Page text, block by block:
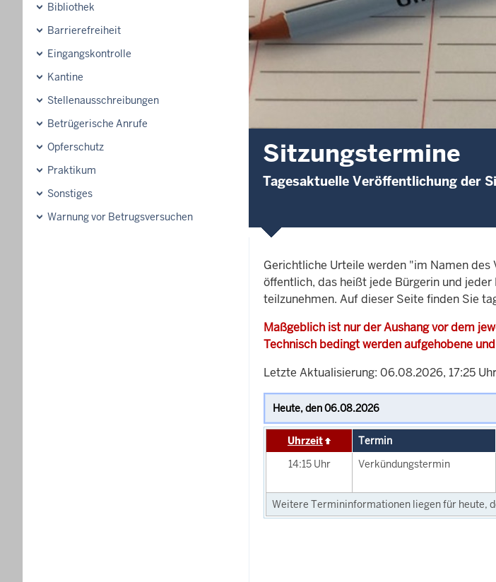
Bibliothek
Barrierefreiheit
Eingangskontrolle
Kantine
Stellenausschreibungen
Betrügerische Anrufe
Opferschutz
Praktikum
Sonstiges
Warnung vor Betrugsversuchen
Sitzungstermine
Tagesaktuelle Veröffentlichung der
Gerichtliche Urteile werden "im Namen des
öffentlich, das heißt jede Bürgerin und
teilzunehmen. Auf dieser Seite finden Sie
Maßgeblich ist nur der Aushang vor dem
Technisch bedingt werden aufgehobene
Letzte Aktualisierung: 06.08.2026, 17:25 Uhr
Uhrzeit Termin
14:15 Uhr Verkündungstermin
Weitere Termininformationen liegen für heute,